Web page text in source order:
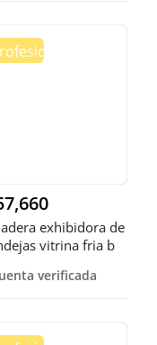
exhibidora de
vitrina fria b
verificada